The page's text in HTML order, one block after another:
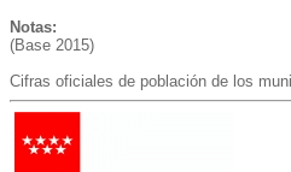
Notas:
(Base 2015)
Cifras oficiales de población de los